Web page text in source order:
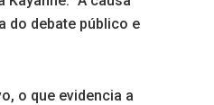
do debate público e
o que evidencia a